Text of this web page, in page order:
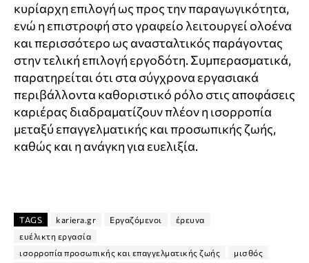
κυρίαρχη επιλογή ως προς την παραγωγικότητα,
ενώ η επιστροφή στο γραφείο λειτουργεί ολοένα
και περισσότερο ως ανασταλτικός παράγοντας
στην τελική επιλογή εργοδότη. Συμπερασματικά,
παρατηρείται ότι στα σύγχρονα εργασιακά
περιβάλλοντα καθοριστικό ρόλο στις αποφάσεις
καριέρας διαδραματίζουν πλέον η ισορροπία
μεταξύ επαγγελματικής και προσωπικής ζωής,
καθώς και η ανάγκη για ευελιξία.
TAGS kariera.gr Εργαζόμενοι
έρευνα
ευέλικτη εργασία
ισορροπία προσωπικής και επαγγελματικής ζωής
μισθός